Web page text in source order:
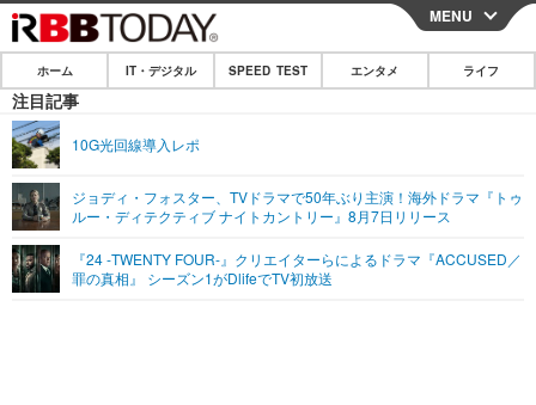
CLOSE
ホーム
IT・デジタル
ネタ ガジェット・ツール
ショッピング その他
SPEED TEST
エンタメ
エンタメTOP
ライフ
MENU
ホーム IT・デジタル SPEED TEST エンタメ ライフ
注目記事
10G光回線導入レポ
ジョディ・フォスター、TVドラマで50年ぶり主演！海外ドラマ『トゥ
ルー・ディテクティブ ナイトカントリー』8月7日リリース
『24 -TWENTY FOUR-』クリエイターらによるドラマ『ACCUSED／
罪の真相』 シーズン1がDlifeでTV初放送